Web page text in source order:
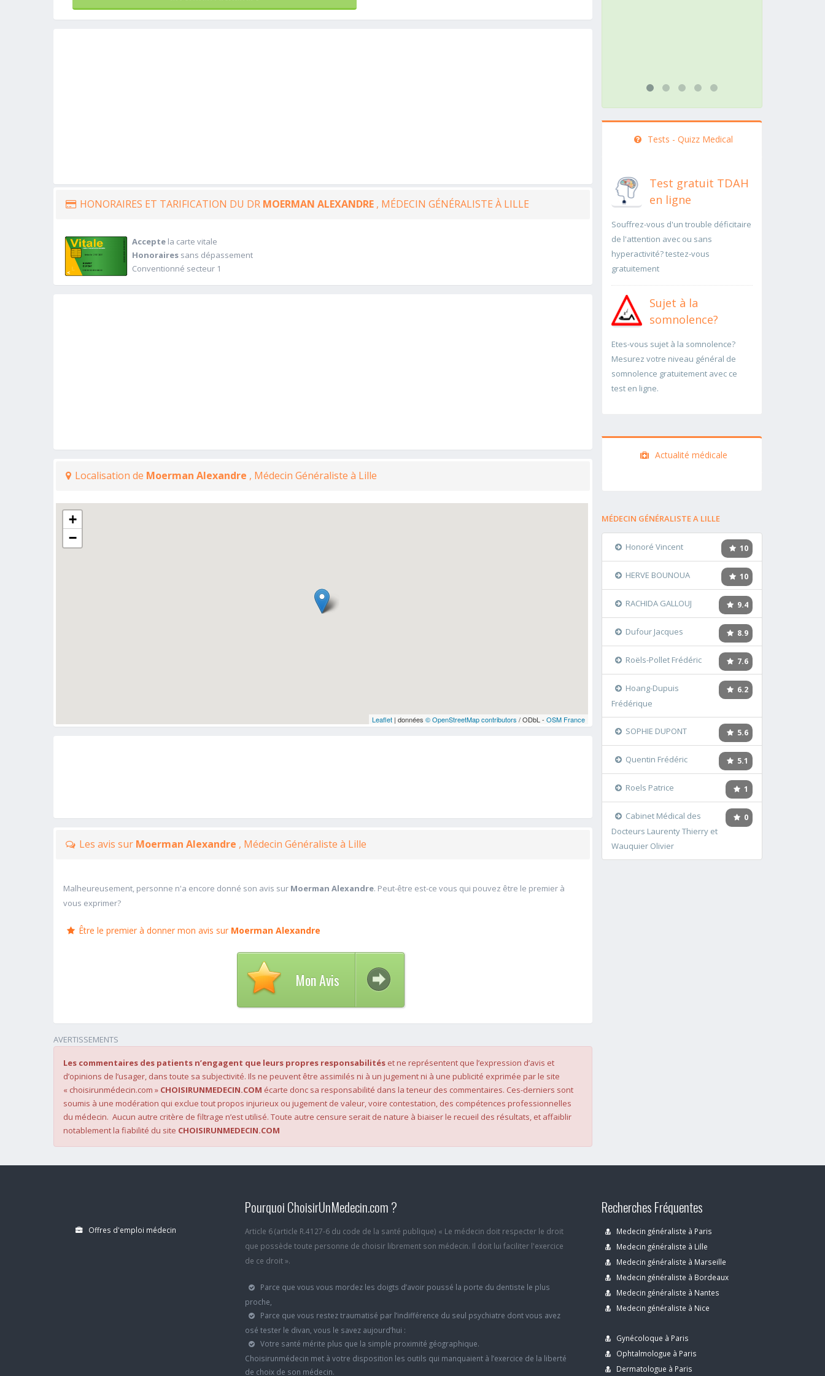
HONORAIRES ET TARIFICATION DU DR MOERMAN ALEXANDRE , MÉDECIN GÉNÉRALISTE À LILLE
Acceptela carte vitale
Honorairessans dépassement
Conventionné secteur 1
Localisation de Moerman Alexandre , Médecin Généraliste à Lille
+
−
Leaflet| données © OpenStreetMap contributors / ODbL - OSM France
Les avis sur Moerman Alexandre , Médecin Généraliste à Lille
Malheureusement, personne n'a encore donné son avis sur Moerman Alexandre. Peut-être est-ce vous qui pouvez être le premier à
vous exprimer?
Être le premier à donner mon avis sur Moerman Alexandre
Mon Avis
AVERTISSEMENTS
Les commentaires des patients n’engagent que leurs propres responsabilités et ne représentent que l’expression d’avis et
d’opinions de l’usager, dans toute sa subjectivité. Ils ne peuvent être assimilés ni à un jugement ni à une publicité exprimée par le site
« choisirunmédecin.com » CHOISIRUNMEDECIN.COM écarte donc sa responsabilité dans la teneur des commentaires. Ces-derniers sont
soumis à une modération qui exclue tout propos injurieux ou jugement de valeur, voire contestation, des compétences professionnelles
du médecin. Aucun autre critère de filtrage n’est utilisé. Toute autre censure serait de nature à biaiser le recueil des résultats, et affaiblir
notablement la fiabilité du site CHOISIRUNMEDECIN.COM
Tests - Quizz Medical
Test gratuit TDAH
en ligne
Souffrez-vous d'un trouble déficitaire
de l'attention avec ou sans
hyperactivité? testez-vous
gratuitement
Sujet à la
somnolence?
Etes-vous sujet à la somnolence?
Mesurez votre niveau général de
somnolence gratuitement avec ce
test en ligne.
Actualité médicale
MÉDECIN GÉNÉRALISTE A LILLE
10
Honoré Vincent
10
HERVE BOUNOUA
9.4
RACHIDA GALLOUJ
8.9
Dufour Jacques
7.6
Roëls-Pollet Frédéric
6.2
Hoang-Dupuis
Frédérique
5.6
SOPHIE DUPONT
5.1
Quentin Frédéric
1
Roels Patrice
0
Cabinet Médical des
Docteurs Laurenty Thierry et
Wauquier Olivier
Offres d'emploi médecin
Pourquoi ChoisirUnMedecin.com ?
Article 6 (article R.4127-6 du code de la santé publique) « Le médecin doit respecter le droit
que possède toute personne de choisir librement son médecin. Il doit lui faciliter l'exercice
de ce droit ».
Parce que vous vous mordez les doigts d’avoir poussé la porte du dentiste le plus
proche,
Parce que vous restez traumatisé par l’indifférence du seul psychiatre dont vous avez
osé tester le divan, vous le savez aujourd’hui :
Votre santé mérite plus que la simple proximité géographique.
Choisirunmédecin met à votre disposition les outils qui manquaient à l’exercice de la liberté
de choix de son médecin.
Recherches Fréquentes
Medecin généraliste à Paris
Medecin généraliste à Lille
Medecin généraliste à Marseille
Medecin généraliste à Bordeaux
Medecin généraliste à Nantes
Medecin généraliste à Nice
Gynécoloque à Paris
Ophtalmologue à Paris
Dermatologue à Paris